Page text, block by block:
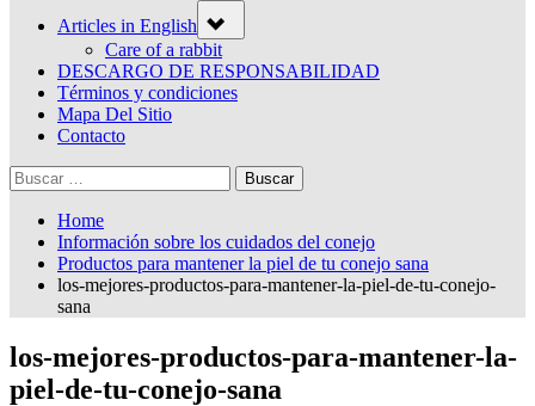
Articles in English
sub-
menu
Care of a rabbit
DESCARGO DE RESPONSABILIDAD
Términos y condiciones
Mapa Del Sitio
Contacto
Buscar:
Home
Información sobre los cuidados del conejo
Productos para mantener la piel de tu conejo sana
los-mejores-productos-para-mantener-la-piel-de-tu-conejo-
sana
los-mejores-productos-para-mantener-la-
piel-de-tu-conejo-sana